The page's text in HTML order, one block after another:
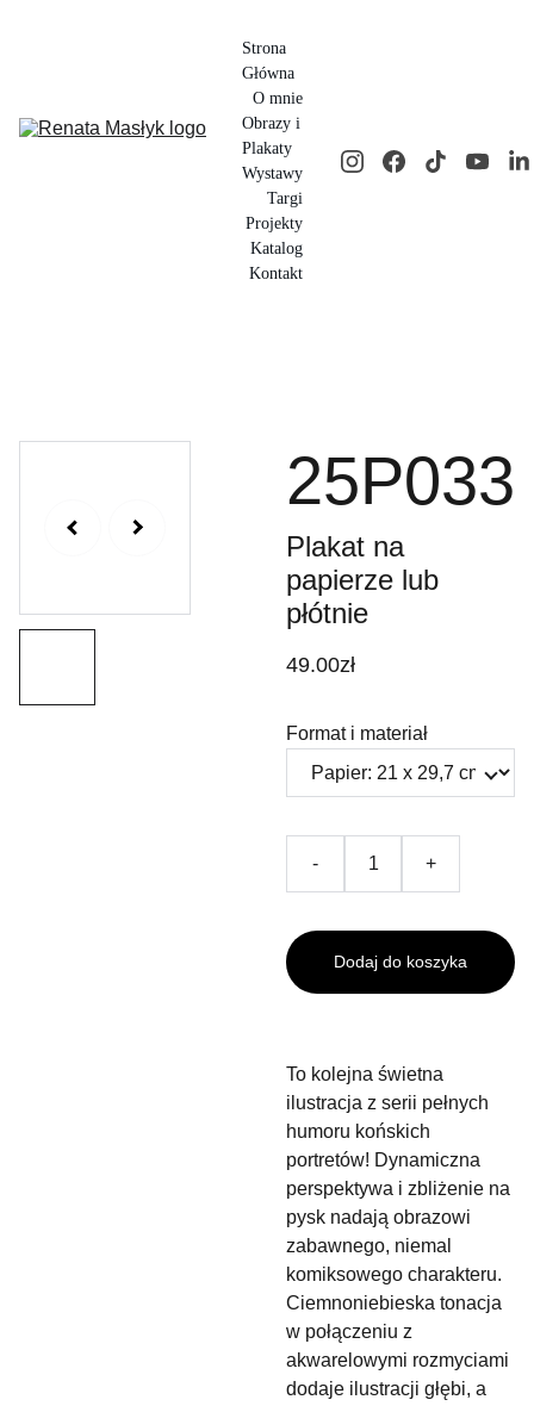
Strona
Główna
O mnie
Obrazy i
Plakaty
Wystawy
Targi
Projekty
Katalog
Kontakt
25P033
Plakat na
papierze lub
płótnie
49.00zł
Format i materiał
- +
Dodaj do koszyka
To kolejna świetna
ilustracja z serii pełnych
humoru końskich
portretów! Dynamiczna
perspektywa i zbliżenie na
pysk nadają obrazowi
zabawnego, niemal
komiksowego charakteru.
Ciemnoniebieska tonacja
w połączeniu z
akwarelowymi rozmyciami
dodaje ilustracji głębi, a